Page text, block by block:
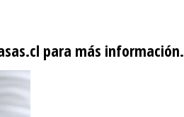
para más información.